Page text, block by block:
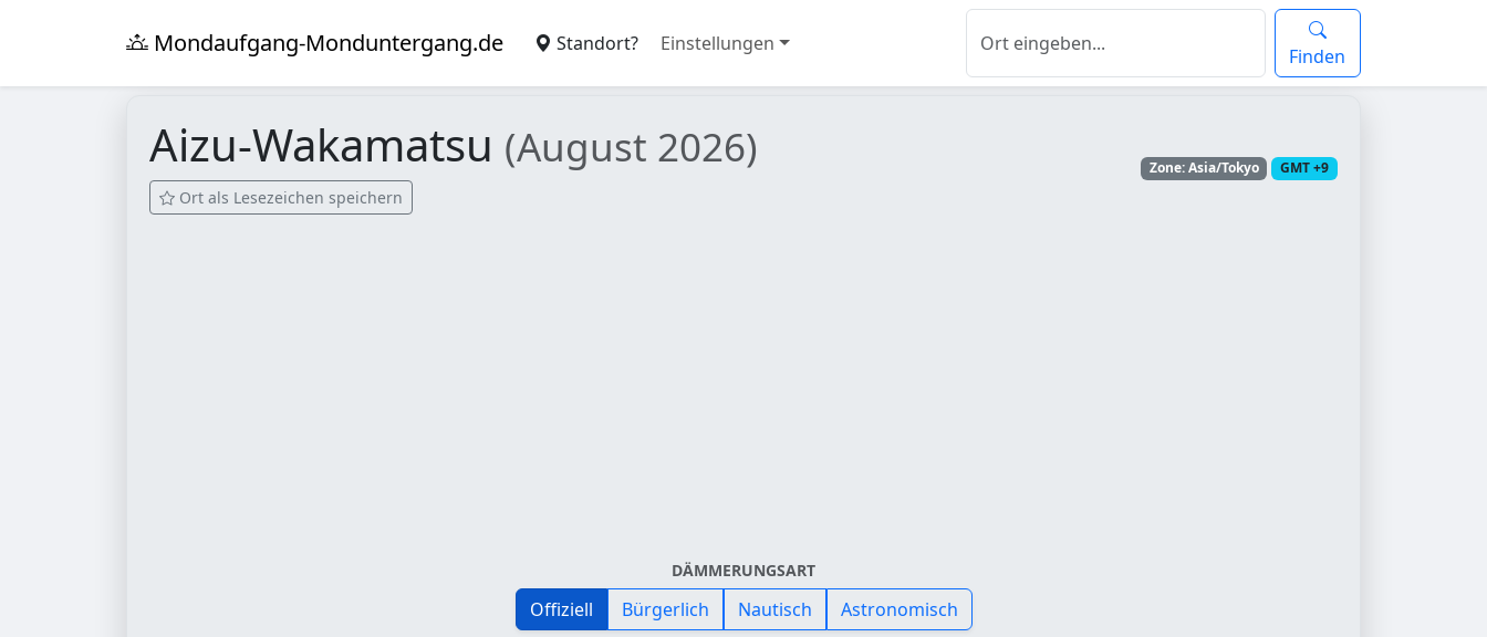
Mondaufgang-Monduntergang.de Standort? Einstellungen
Finden
Aizu-Wakamatsu (August 2026)
Ort als Lesezeichen speichern
Zone: Asia/Tokyo GMT +9
DÄMMERUNGSART
Offiziell Bürgerlich Nautisch Astronomisch